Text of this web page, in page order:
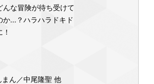
な冒険が待ち受けて
...？ハラハラドキド
ん／中尾隆聖 他